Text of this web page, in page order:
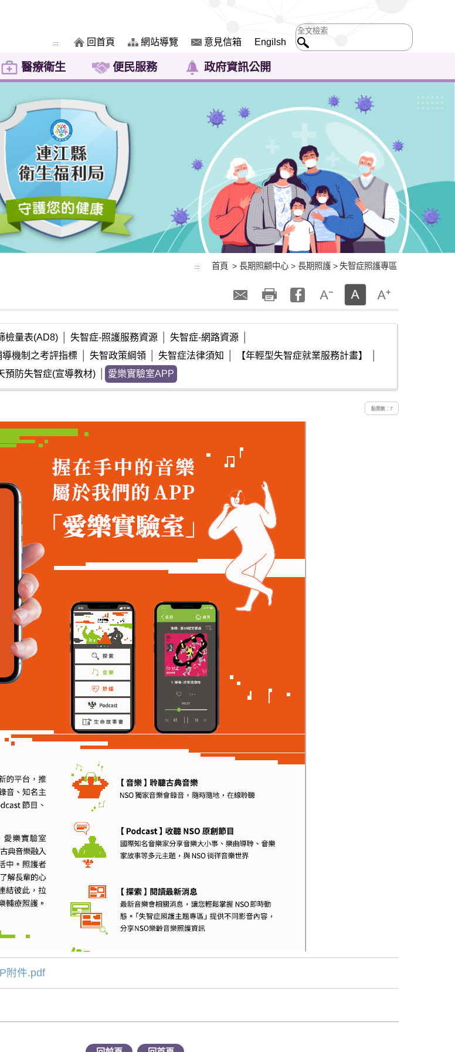
::: 回首頁 網站導覽 意見信箱 Engilsh
醫療衛生 便民服務 政府資訊公開
::: 首頁 > 長期照顧中心 > 長期照護 > 失智症照護專區
檢量表(AD8) 失智症-照護服務資源 失智症-網路資源
機制之考評指標
失智政策綱領 失智症法律須知 【年輕型失智症就業服務計畫】
預防失智症(宣導教材) 愛樂實驗室APP
點閱數：7
附件.pdf